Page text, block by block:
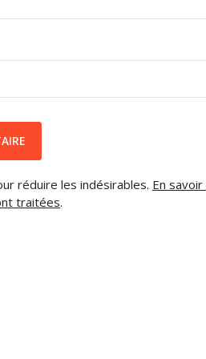
réduire les indésirables. En
traitées.